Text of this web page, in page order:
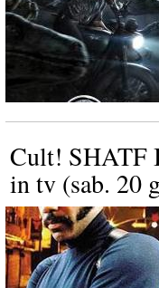
Cult! SHATF
in tv (sab. 20